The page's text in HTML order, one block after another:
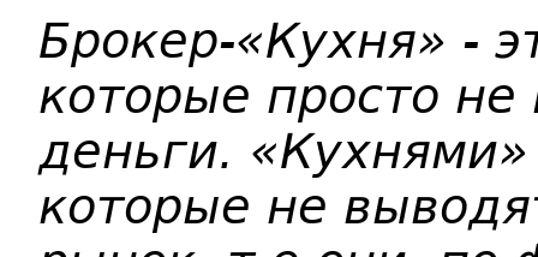
Брокер-«Кухня» -
которые просто
деньги.
которые не